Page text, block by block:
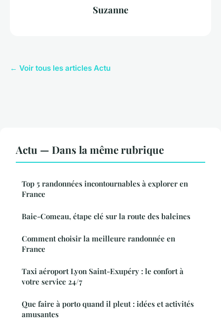
Suzanne
← Voir tous les articles Actu
Actu — Dans la même rubrique
Top 5 randonnées incontournables à explorer en
France
Baie-Comeau, étape clé sur la route des baleines
Comment choisir la meilleure randonnée en
France
Taxi aéroport Lyon Saint-Exupéry : le confort à
votre service 24/7
Que faire à porto quand il pleut : idées et activités
amusantes